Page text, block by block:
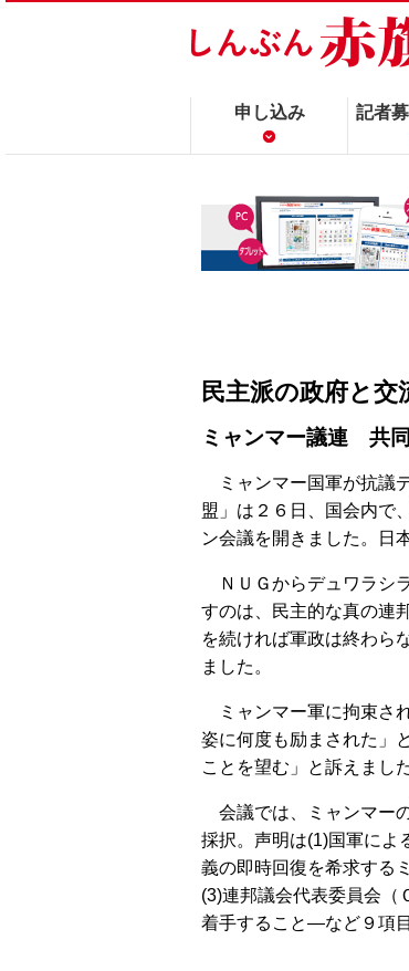
申し込み 記者
民主派の政府と交
ミャンマー議連 共
ミャンマー国軍が抗議
盟」は２６日、国会内で
ン会議を開きました。日
ＮＵＧからデュワラシ
すのは、民主的な真の連
を続ければ軍政は終わら
ました。
ミャンマー軍に拘束さ
姿に何度も励まされた」
ことを望む」と訴えました
会議では、ミャンマー
採択。声明は(1)国軍によ
義の即時回復を希求する
(3)連邦議会代表委員会（
着手すること―など９項